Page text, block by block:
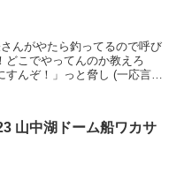
んがやたら釣ってるので呼び
どこでやってんのか教えろ
山中湖ドーム船ワカサ